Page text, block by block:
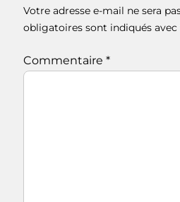
Votre adresse e-mail ne sera
obligatoires sont indiqués avec
Commentaire *